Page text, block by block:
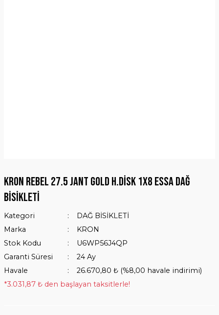
KRON REBEL 27.5 JANT GOLD H.DİSK 1X8 ESSA DAĞ
BİSİKLETİ
Kategori
DAĞ BİSİKLETİ
Marka
KRON
Stok Kodu
U6WP56J4QP
Garanti Süresi
24 Ay
Havale
26.670,80 ₺ (%8,00 havale indirimi)
*3.031,87 ₺ den başlayan taksitlerle!